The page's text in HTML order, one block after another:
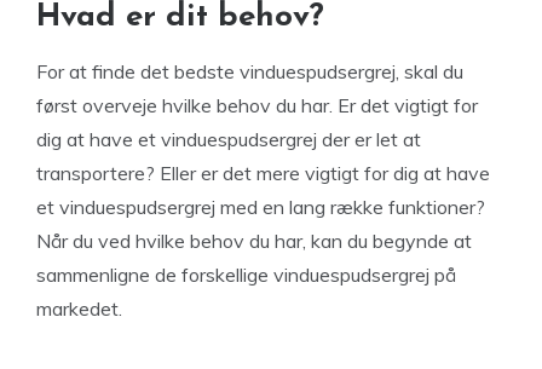
Hvad er dit behov?
For at finde det bedste vinduespudsergrej, skal du
først overveje hvilke behov du har. Er det vigtigt for
dig at have et vinduespudsergrej der er let at
transportere? Eller er det mere vigtigt for dig at have
et vinduespudsergrej med en lang række funktioner?
Når du ved hvilke behov du har, kan du begynde at
sammenligne de forskellige vinduespudsergrej på
markedet.